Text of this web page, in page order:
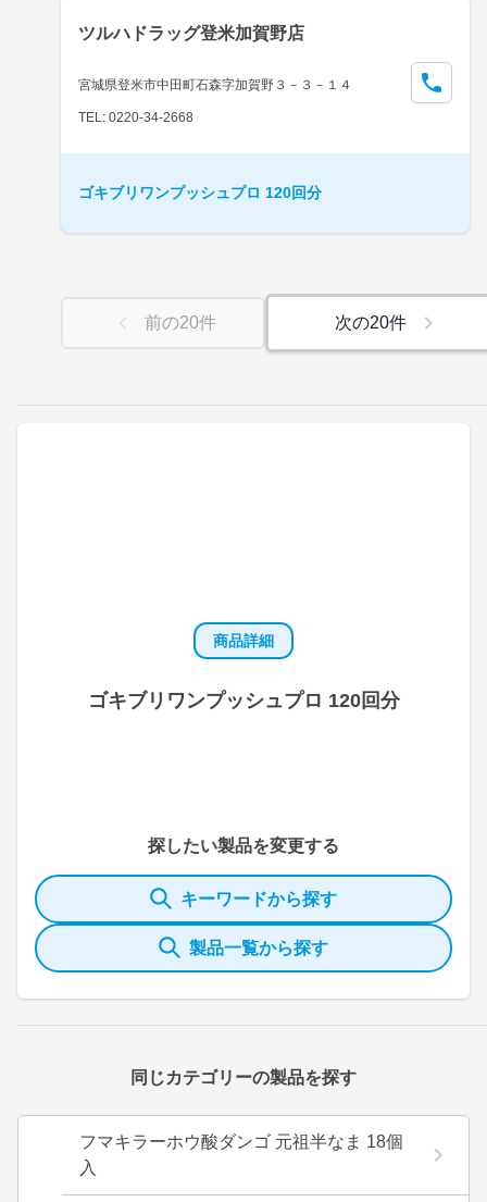
商品詳細
ゴキブリワンプッシュプロ 120回分
探したい製品を変更する
キーワードから探す
製品一覧から探す
同じカテゴリーの製品を探す
フマキラーホウ酸ダンゴ 元祖半なま 18個
入
ツルハドラッグ登米加賀野店
宮城県登米市中田町石森字加賀野３－３－１４
TEL: 0220-34-2668
ゴキブリワンプッシュプロ 120回分
前の20件 次の20件